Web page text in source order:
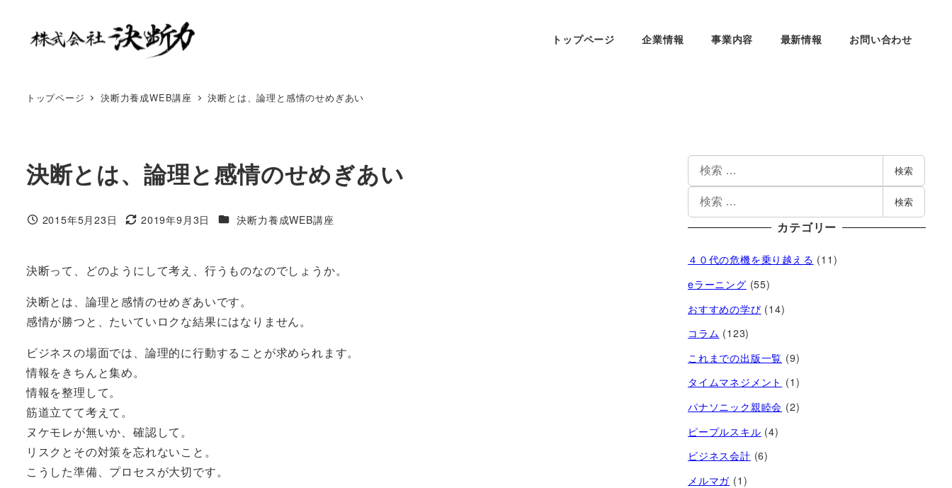
トップページ 企業情報 事業内容 最新情報 お問い合わせ
トップページ 決断力養成WEB講座 決断とは、論理と感情のせめぎあい
決断とは、論理と感情のせめぎあい
2015年5月23日 2019年9月3日 決断力養成WEB講座
決断って、どのようにして考え、行うものなのでしょうか。
決断とは、論理と感情のせめぎあいです。
感情が勝つと、たいていロクな結果にはなりません。
ビジネスの場面では、論理的に行動することが求められます。
情報をきちんと集め。
情報を整理して。
筋道立てて考えて。
ヌケモレが無いか、確認して。
リスクとその対策を忘れないこと。
こうした準備、プロセスが大切です。
検索
検索
カテゴリー
４０代の危機を乗り越える (11)
eラーニング (55)
おすすめの学び (14)
コラム (123)
これまでの出版一覧 (9)
タイムマネジメント (1)
パナソニック親睦会 (2)
ピープルスキル (4)
ビジネス会計 (6)
メルマガ (1)